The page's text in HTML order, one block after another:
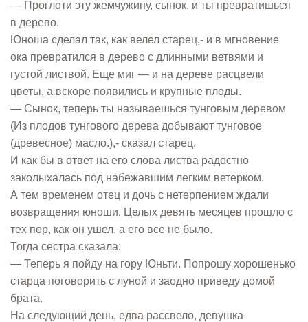
— Проглоти эту жемчужину, сынок, и ты превратишься
в дерево.
Юноша сделал так, как велел старец,- и в мгновение
ока превратился в дерево с длинными ветвями и
густой листвой. Еще миг — и на дереве расцвели
цветы, а вскоре появились и крупные плоды.
— Сынок, теперь ты называешься тунговым деревом
(Из плодов тунгового дерева добывают тунговое
(древесное) масло.),- сказал старец.
И как бы в ответ на его слова листва радостно
заколыхалась под набежавшим легким ветерком.
А тем временем отец и дочь с нетерпением ждали
возвращения юноши. Целых девять месяцев прошло с
тех пор, как он ушел, а его все не было.
Тогда сестра сказала:
— Теперь я пойду на гору Юньти. Попрошу хорошенько
старца поговорить с луной и заодно приведу домой
брата.
На следующий день, едва рассвело, девушка